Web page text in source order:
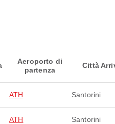
Aeroporto di
partenza
Città
ATH Santorini
ATH Santorini